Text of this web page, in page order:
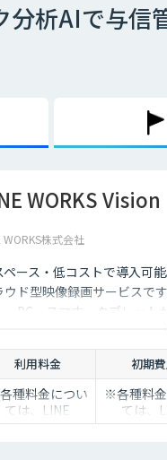
的に判断するだけでは実際に
保する「ホワイトボックス化」
分析AIで与信
WORKS Vision
WORKS株式会社
ペース・低コストで導入可
ウド型映像録画サービスで
、PC・スマホ・タブレット
ストで導入でき、安定した
利用料金 初期
種料金につい
ては、LINE
Visionの
※各種料
ては、
WORKS